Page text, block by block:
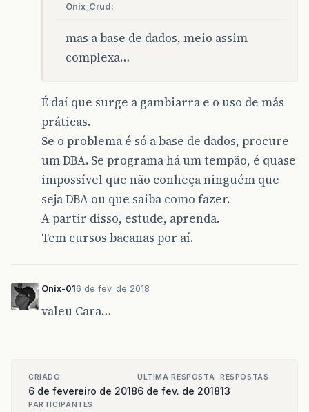
Onix_Crud:
mas a base de dados, meio assim
complexa…
É daí que surge a gambiarra e o uso de más
práticas.
Se o problema é só a base de dados, procure
um DBA. Se programa há um tempão, é quase
impossível que não conheça ninguém que
seja DBA ou que saiba como fazer.
A partir disso, estude, aprenda.
Tem cursos bacanas por aí.
Onix-016 de fev. de 2018
valeu Cara…
CRIADO
6 de fevereiro de 2018
ULTIMA RESPOSTA
6 de fev. de 2018
RESPOSTAS
13
PARTICIPANTES